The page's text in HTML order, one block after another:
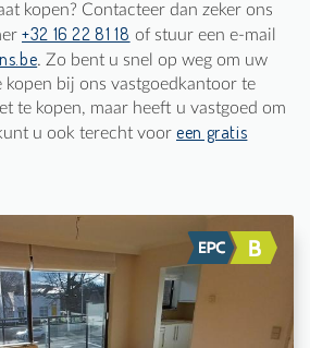
kopen? Contacteer dan zeker ons
+32 16 22 81 18 of stuur een e-mail
. Zo bent u snel op weg om uw
kopen bij ons vastgoedkantoor te
te kopen, maar heeft u vastgoed om
u ook terecht voor een gratis
koop: Appartement